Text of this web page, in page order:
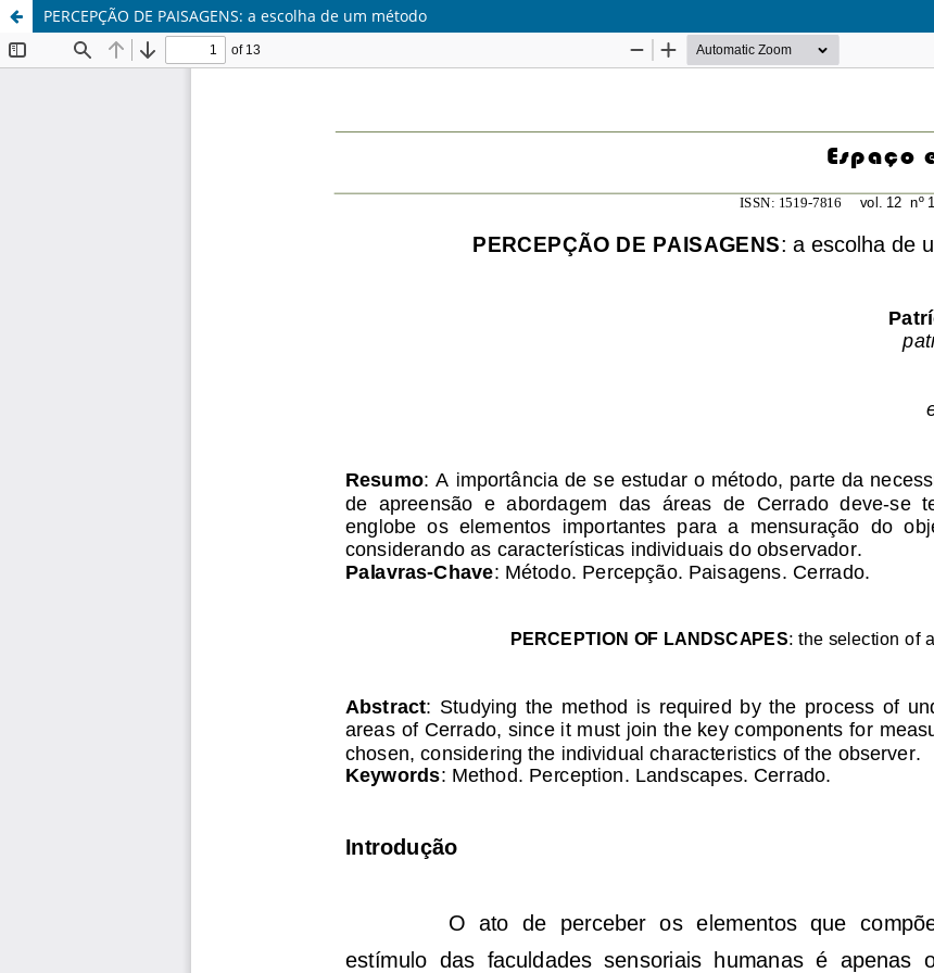
PERCEPÇÃO DE PAISAGENS: a escolha de um método